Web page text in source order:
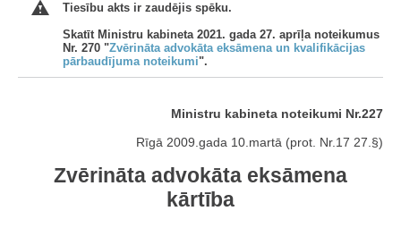
Tiesību akts ir zaudējis spēku.
Skatīt Ministru kabineta 2021. gada 27. aprīļa noteikumus
Nr. 270 "Zvērināta advokāta eksāmena un kvalifikācijas
pārbaudījuma noteikumi".
Ministru kabineta noteikumi Nr.227
Rīgā 2009.gada 10.martā (prot. Nr.17 27.§)
Zvērināta advokāta eksāmena
kārtība